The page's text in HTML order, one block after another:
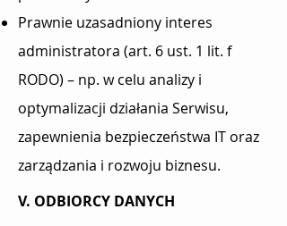
Prawnie uzasadniony interes
administratora (art. 6 ust. 1 lit. f
RODO) – np. w celu analizy i
optymalizacji działania Serwisu,
zapewnienia bezpieczeństwa IT oraz
zarządzania i rozwoju biznesu.
V. ODBIORCY DANYCH